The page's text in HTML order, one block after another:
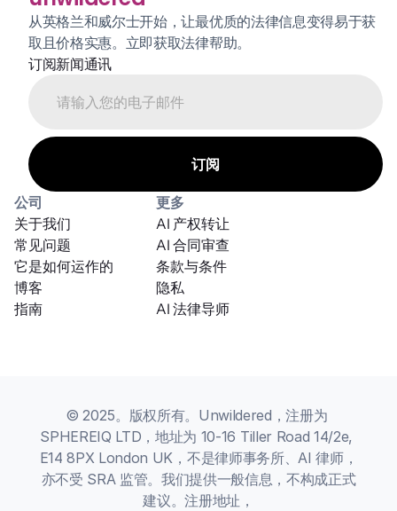
从英格兰和威尔士开始，让最优质的法律信息变得易于获
取且价格实惠。立即获取法律帮助。
订阅新闻通讯
公司
关于我们
常见问题
它是如何运作的
博客
指南
更多
条款与条件
AI 合同审查
AI 法律导师
隐私
AI 产权转让
© 2025。版权所有。Unwildered，注册为
SPHEREIQ LTD，地址为 10-16 Tiller Road 14/2e,
E14 8PX London UK，不是律师事务所、AI 律师，
亦不受 SRA 监管。我们提供一般信息，不构成正式
建议。注册地址，